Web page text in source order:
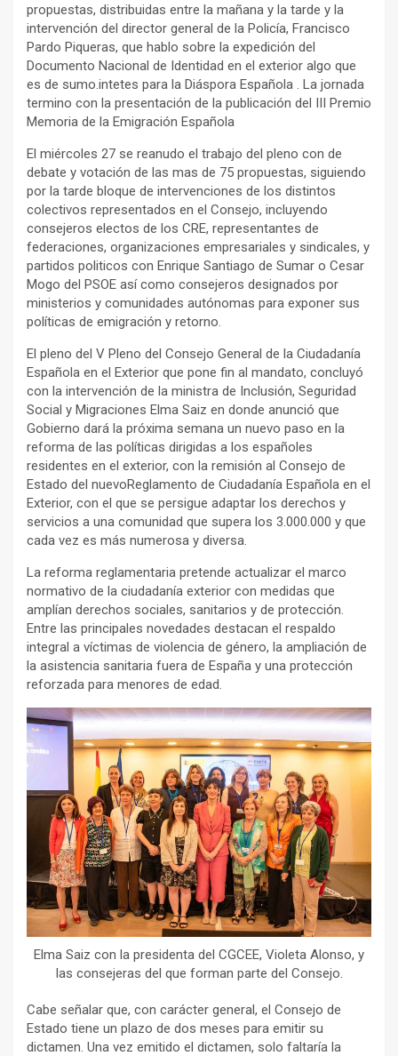
propuestas, distribuidas entre la mañana y la tarde y la
intervención del director general de la Policía, Francisco
Pardo Piqueras, que hablo sobre la expedición del
Documento Nacional de Identidad en el exterior algo que
es de sumo.intetes para la Diáspora Española . La jornada
termino con la presentación de la publicación del III Premio
Memoria de la Emigración Española
El miércoles 27 se reanudo el trabajo del pleno con de
debate y votación de las mas de 75 propuestas, siguiendo
por la tarde bloque de intervenciones de los distintos
colectivos representados en el Consejo, incluyendo
consejeros electos de los CRE, representantes de
federaciones, organizaciones empresariales y sindicales, y
partidos politicos con Enrique Santiago de Sumar o Cesar
Mogo del PSOE así como consejeros designados por
ministerios y comunidades autónomas para exponer sus
políticas de emigración y retorno.
El pleno del V Pleno del Consejo General de la Ciudadanía
Española en el Exterior que pone fin al mandato, concluyó
con la intervención de la ministra de Inclusión, Seguridad
Social y Migraciones Elma Saiz en donde anunció que
Gobierno dará la próxima semana un nuevo paso en la
reforma de las políticas dirigidas a los españoles
residentes en el exterior, con la remisión al Consejo de
Estado del nuevoReglamento de Ciudadanía Española en el
Exterior, con el que se persigue adaptar los derechos y
servicios a una comunidad que supera los 3.000.000 y que
cada vez es más numerosa y diversa.
La reforma reglamentaria pretende actualizar el marco
normativo de la ciudadanía exterior con medidas que
amplían derechos sociales, sanitarios y de protección.
Entre las principales novedades destacan el respaldo
integral a víctimas de violencia de género, la ampliación de
la asistencia sanitaria fuera de España y una protección
reforzada para menores de edad.
Elma Saiz con la presidenta del CGCEE, Violeta Alonso, y
las consejeras del que forman parte del Consejo.
Cabe señalar que, con carácter general, el Consejo de
Estado tiene un plazo de dos meses para emitir su
dictamen. Una vez emitido el dictamen, solo faltaría la